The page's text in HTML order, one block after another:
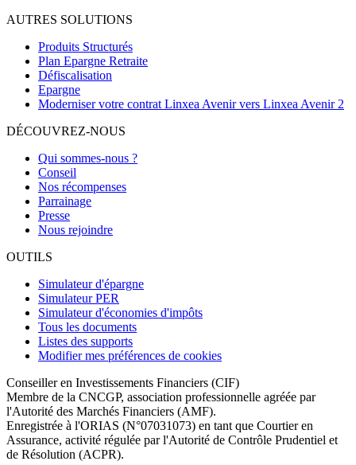
AUTRES SOLUTIONS
Produits Structurés
Plan Epargne Retraite
Défiscalisation
Epargne
Moderniser votre contrat Linxea Avenir vers Linxea Avenir 2
DÉCOUVREZ-NOUS
Qui sommes-nous ?
Conseil
Nos récompenses
Parrainage
Presse
Nous rejoindre
OUTILS
Simulateur d'épargne
Simulateur PER
Simulateur d'économies d'impôts
Tous les documents
Listes des supports
Modifier mes préférences de cookies
Conseiller en Investissements Financiers (CIF)
Membre de la CNCGP, association professionnelle agréée par
l'Autorité des Marchés Financiers (AMF).
Enregistrée à l'ORIAS (N°07031073) en tant que Courtier en
Assurance, activité régulée par l'Autorité de Contrôle Prudentiel et
de Résolution (ACPR).